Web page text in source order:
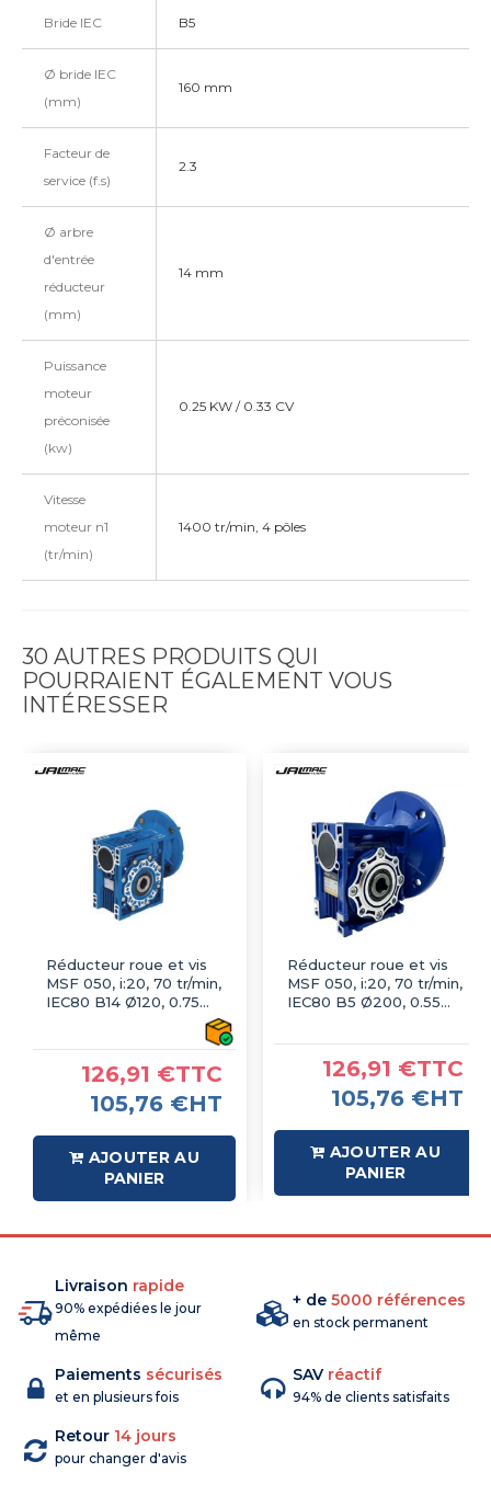
Bride IEC B5
Ø bride IEC
(mm)
160 mm
Facteur de
service (f.s)
2.3
Ø arbre
d'entrée
réducteur
(mm)
14 mm
Puissance
moteur
préconisée
(kw)
0.25 KW / 0.33 CV
Vitesse
moteur n1
(tr/min)
1400 tr/min, 4 pôles
30 AUTRES PRODUITS QUI
POURRAIENT ÉGALEMENT VOUS
INTÉRESSER
Réducteur roue et vis
MSF 050, i:20, 70 tr/min,
IEC80 B14 Ø120, 0.75
126,91 €TTC
105,76 €HT
AJOUTER AU
PANIER
Réducteur roue et vis
MSF 050, i:20, 70 tr/min,
IEC80 B5 Ø200, 0.55
126,91 €TTC
105,76 €HT
AJOUTER AU
PANIER
Livraison rapide
90% expédiées le jour
même
+ de 5000 références
en stock permanent
Paiements sécurisés
et en plusieurs fois
SAV réactif
94% de clients satisfaits
Retour 14 jours
pour changer d'avis